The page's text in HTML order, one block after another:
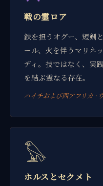
戦の霊ロア
鉄を担うオグー、短剣
ール、火を伴うマリネ
ディ。技ではなく、実
を結ぶ霊なる存在。
ハイチおよび西アフリカ ·
𓅃
ホルスとセクメト